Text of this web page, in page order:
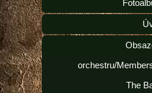
orchestru/
The